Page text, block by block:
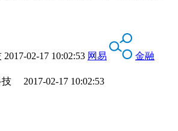
2017-02-17 10:02:53 网易
金融
2017-02-17 10:02:53